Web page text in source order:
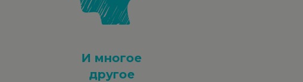
И многое
другое